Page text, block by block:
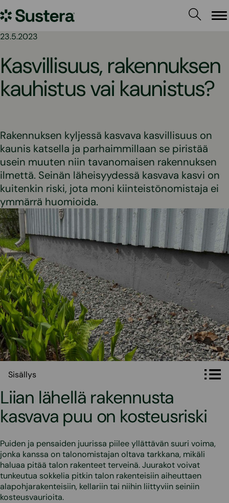
sisältöön
Sustera
23.5.2023
Kasvillisuus, rakennuksen
kauhistus vai kaunistus?
Rakennuksen kyljessä kasvava kasvillisuus on
kaunis katsella ja parhaimmillaan se piristää
usein muuten niin tavanomaisen rakennuksen
ilmettä. Seinän läheisyydessä kasvava kasvi on
kuitenkin riski, jota moni kiinteistönomistaja ei
ymmärrä huomioida.
Sisällys
Liian lähellä rakennusta
kasvava puu on kosteusriski
Puiden ja pensaiden juurissa piilee yllättävän suuri voima,
jonka kanssa on talonomistajan oltava tarkkana, mikäli
haluaa pitää talon rakenteet terveinä. Juurakot voivat
tunkeutua sokkelia pitkin talon rakenteisiin aiheuttaen
alapohjarakenteisiin, kellariin tai niihin liittyviin seiniin
kosteusvaurioita.